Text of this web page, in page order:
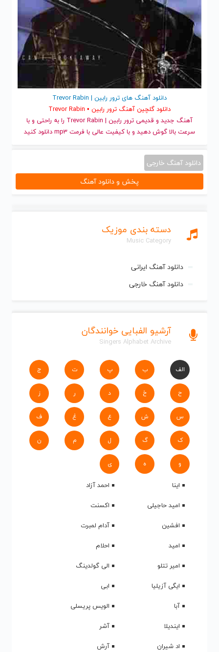
دسته بندی موزیک
Music Category
دانلود آهنگ ایرانی
دانلود آهنگ خارجی
آرشیو الفبایی خوانندگان
Singers Alphabet Archive
الف ب پ ت ج
ح خ د ر ز
س ش ع غ ف
ک گ ل م ن
و ه ی
اینا
احمد آزاد
امید حاجیلی
اکسنت
افشین
آدام لمبرت
امید
احلام
امیر تتلو
الی گولدینگ
ایگی آزیلیا
ابی
آبا
الویس پریسلی
ایندیلا
آشر
اد شیران
آرش
دانلود آهنگ های ترور رابین | Trevor Rabin
دانلود گلچین آهنگ ترور رابین • Trevor Rabin
آهنگ جدید
و قدیمی ترور رابین | Trevor Rabin را به راحتی و با
سرعت بالا گوش دهید و با کیفیت عالی با فرمت mp3 دانلود کنید
دانلود آهنگ خارجی
پخش و دانلود آهنگ